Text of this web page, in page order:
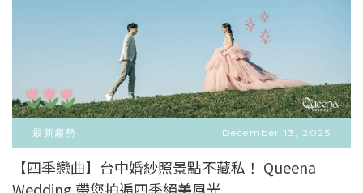
導，教妳眼神、逗妳微笑，讓拍照變成一場好玩的約會，情
緒價值給滿滿 <3專業禮服顧問：妳不是難搞，只是值得更
好！從版型、剪裁、到宴客場地背板搭配，顧問用專業替妳
快速找到命定款 "The One"婚紗一條龍：從拍婚紗到拿宴客
禮服，所有繁瑣細節由專屬顧問提醒所有預約，妳負責美美
出席就好昆娜高級手工婚紗｜東方女性的命定剪裁不敢說最
好，只敢說更好！為什麼我們對禮服這麼有自信？對禮服挑
剔的妳，在昆娜絕對能滿足所有想像：精選 11 支國際頂級品
牌：禮服回台特別針對東方女性身形設計調整版型依身形客
色，在鏡頭裡，不是喜氣，是叛逆！像番茄一樣——juicy,
bold, unapologetic.它代表的是：不收斂的情感、不修飾
的快樂、不怕被看見的真心。你們可以穿得不典型、姿勢不
端正、笑得太大聲、坐得太隨性。不是為了誰而成為新娘：
正在感受、正在選擇、正在愛的女人。想要浪漫，但不想落
入公式；想要被記錄，但不想被定義。“I’m not
pretending to be in love.I am in love.”一組會越看越
有味道的婚紗照十年後再翻開，你不會只記得「那天穿什
麼」。你會記得：那條街的風、那顆番茄的紅、那個夏天你
VIEW MORE
最新趨勢 December 13, 2025
【四季戀曲】台中婚紗照景點不藏私！ Queena